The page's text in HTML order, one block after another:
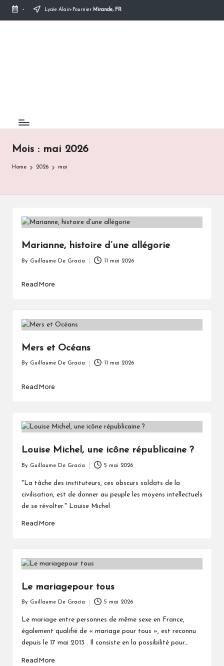
Skip
- Lycée Alain-Fournier Mirande, FR
Mois : mai 2026
Home 2026 mai
Marianne, histoire d’une allégorie
By Guillaume De Gracia 11 mai 2026
Read More
Mers et Océans
By Guillaume De Gracia 11 mai 2026
Read More
Louise Michel, une icône républicaine ?
by
By Guillaume De Gracia 5 mai 2026
"La tâche des instituteurs, ces obscurs soldats de la
civilisation, est de donner au peuple les moyens intellectuels
de se révolter." Louise Michel
Read More
Le mariagepour tous
by
By Guillaume De Gracia 5 mai 2026
Le mariage entre personnes de même sexe en France,
également qualifié de « mariage pour tous », est reconnu
depuis le 17 mai 2013 . Il consiste en la possibilité pour…
Read More